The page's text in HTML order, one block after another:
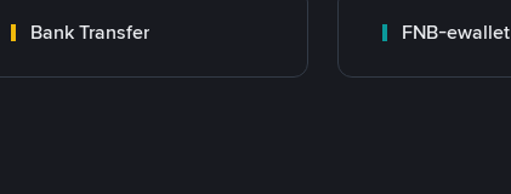
Bank Transfer FNB-ewallet